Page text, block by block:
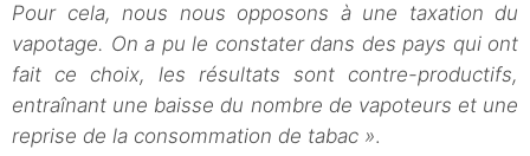
Pour cela, nous nous opposons à une taxation du
vapotage. On a pu le constater dans des pays qui ont
fait ce choix, les résultats sont contre-productifs,
entraînant une baisse du nombre de vapoteurs et une
reprise de la consommation de tabac ».